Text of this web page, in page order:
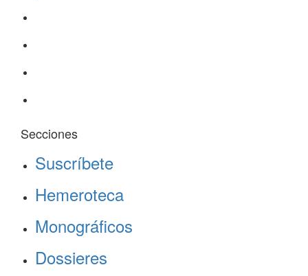
Secciones
Suscríbete
Hemeroteca
Monográficos
Dossieres